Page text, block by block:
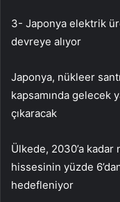
3- Japonya elektrik
devreye alıyor
Japonya, nükleer
kapsamında gelecek
çıkaracak
Ülkede, 2030’a
hissesinin yüzde
hedefleniyor